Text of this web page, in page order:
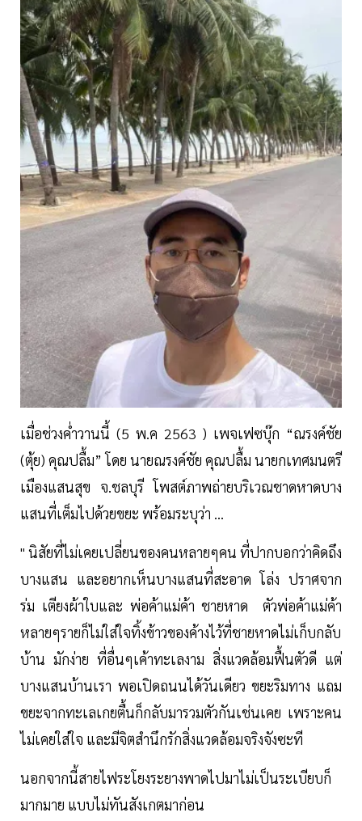
เมื่อช่วงค่ำวานนี้ (5 พ.ค 2563 ) เพจเฟซบุ๊ก “ณรงค์ชัย
(ตุ้ย) คุณปลื้ม” โดย นายณรงค์ชัย คุณปลื้ม นายกเทศมนตรี
เมืองแสนสุข จ.ชลบุรี โพสต์ภาพถ่ายบริเวณชาดหาดบาง
แสนที่เต็มไปด้วยขยะ พร้อมระบุว่า ...
" นิสัยที่ไม่เคยเปลี่ยนของคนหลายๆคน ที่ปากบอกว่าคิดถึง
บางแสน และอยากเห็นบางแสนที่สะอาด โล่ง ปราศจาก
ร่ม เตียงผ้าใบและ พ่อค้าแม่ค้า ชายหาด ตัวพ่อค้าแม่ค้า
หลายๆรายก็ไม่ใส่ใจทิ้งข้าวของค้างไว้ที่ชายหาดไม่เก็บกลับ
บ้าน มักง่าย ที่อื่นๆเค้าทะเลงาม สิ่งแวดล้อมฟื้นตัวดี แต่
บางแสนบ้านเรา พอเปิดถนนได้วันเดียว ขยะริมทาง แถม
ขยะจากทะเลเกยตื้นก็กลับมารวมตัวกันเช่นเคย เพราะคน
ไม่เคยใส่ใจ และมีจิตสำนึกรักสิ่งแวดล้อมจริงจังซะที
นอกจากนี้สายไฟระโยงระยางพาดไปมาไม่เป็นระเบียบก็
มากมาย แบบไม่ทันสังเกตมาก่อน